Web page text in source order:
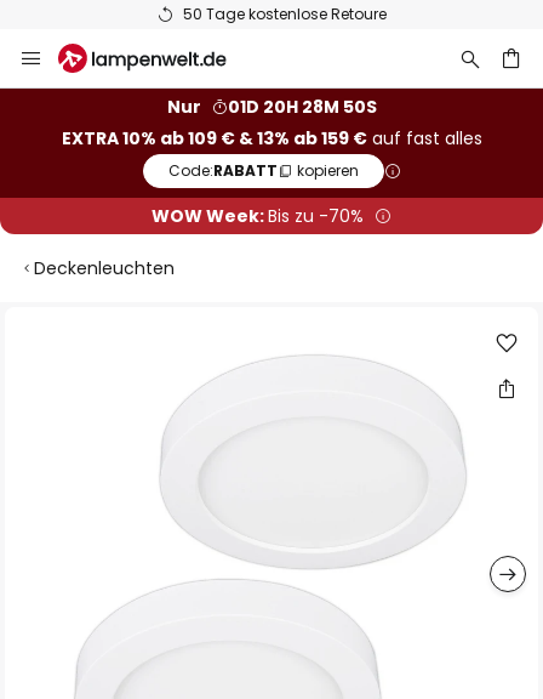
50 Tage kostenlose Retoure
Inhalt
Nur
01D 20H 28M 49S
EXTRA 10% ab 109 € & 13% ab 159 €auf fast alles
Code:RABATT kopieren
WOW Week:Bis zu -70%
Deckenleuchten